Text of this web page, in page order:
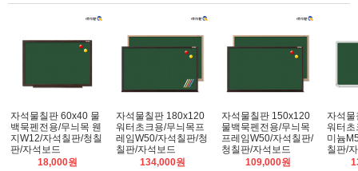
자석물칠판 60x40 물
백묵펜전용/무늬목 웬
지W12/자석칠판/청칠
판/자석보드
18,000원
자석물칠판 180x120
워터초크용/무늬목프
레임W50/자석칠판/청
칠판/자석보드
134,000원
자석물칠판 150x120
물백묵펜전용/무늬목
프레임W50/자석칠판/
청칠판/자석보드
109,000원
자석
워터초
미늄
칠판/